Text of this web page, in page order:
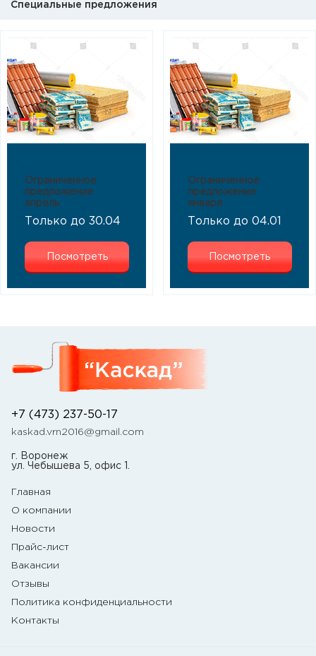
Специальные предложения
Ограниченное
предложение
апрель
Только до 30.04
Посмотреть
Ограниченное
предложение
января
Только до 04.01
Посмотреть
+7 (473) 237-50-17
kaskad.vrn2016@gmail.com
г. Воронеж
ул. Чебышева 5, офис 1.
Главная
О компании
Новости
Прайс-лист
Вакансии
Отзывы
Политика конфиденциальности
Контакты